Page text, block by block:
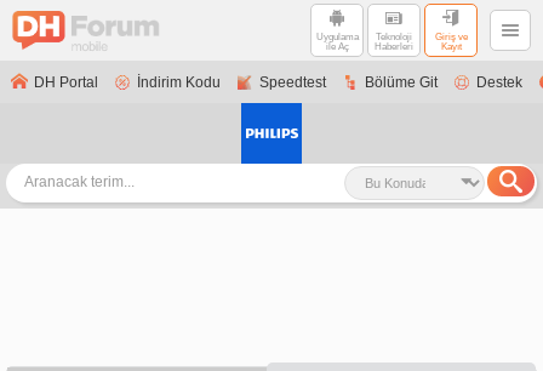
Uygulama
ile Aç
Teknoloji
Haberleri
Giriş ve
Kayıt
DH Portal İndirim Kodu Speedtest Bölüme Git Destek